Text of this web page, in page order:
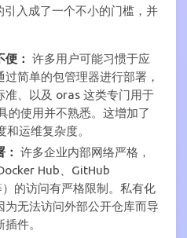
入成了一个不小的门槛，并
： 许多用户可能习惯于应
简单的包管理器进行部署，
准、以及 oras 这类专门用于
的使用并不熟悉。这增加了
运维复杂度。
许多企业内部网络严格，
Hub、GitHub
的访问有严格限制。私有化
为无法访问外部公开仓库而导
件。